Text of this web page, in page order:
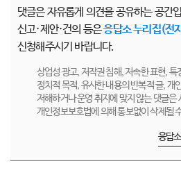
댓글은 자유롭게 의견을 공유하는 공간
신고·제안·건의 등은응답소 누리집(전
신청해주시기 바랍니다.
상업성 광고, 저작권 침해, 저속한 표현,
정치적 목적, 유사한 내용의 반복적 글, 개
저해하거나 운영 취지에 맞지 않는 댓글은
개인정보보호법에 의해 통보없이 삭제될
응답